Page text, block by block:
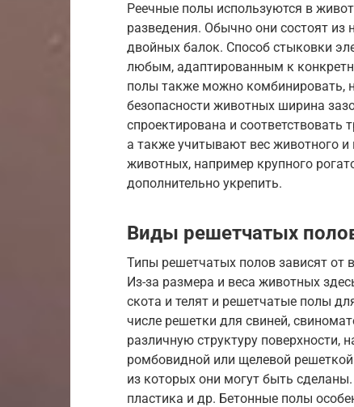
Реечные полы используются в
разведения. Обычно они состоят из
двойных балок. Способ стыковки
любым, адаптированным к
полы также можно комбинировать,
безопасности животных ширина
спроектирована и
а также учитывают вес животного и
животных, например крупного
дополнительно укрепить.
Виды решетчатых
Типы решетчатых полов зависят от
Из-за размера и веса животных
скота и телят и решетчатые полы
числе решетки для свиней,
различную структуру поверхности,
ромбовидной или щелевой
из которых они могут быть
пластика и др. Бетонные полы